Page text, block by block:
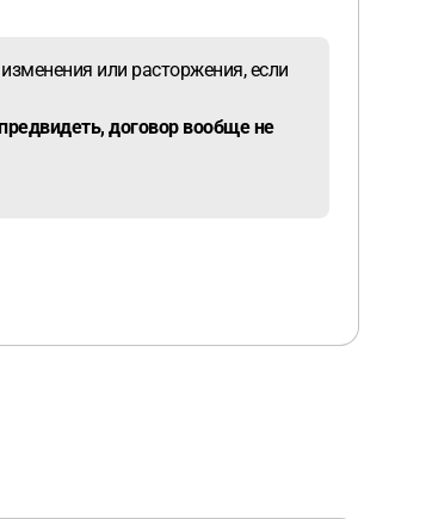
или расторжения, если
договор вообще не